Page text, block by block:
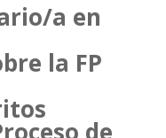
a en
la FP